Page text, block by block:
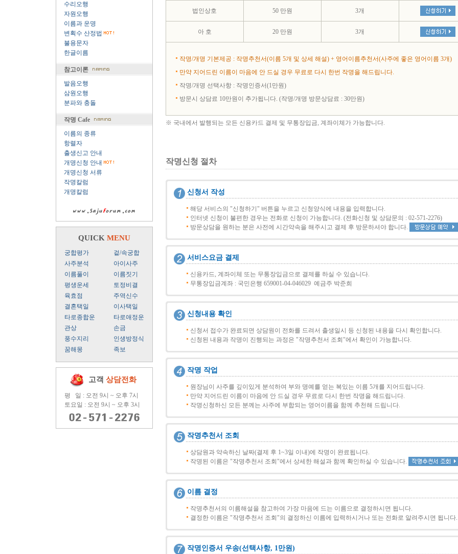
수리오행
자원오행
이름과 운명
변획수 산정법
불용문자
한글이름
참고이론
발음오행
삼원오행
분파와 충돌
작명 Cafe
이름의 종류
항렬자
출생신고 안내
개명신청 안내
개명신청 서류
작명칼럼
개명칼럼
QUICK MENU
궁합평가
겉/속궁합
사주분석
아이사주
이름풀이
이름짓기
평생운세
토정비결
육효점
주역신수
결혼택일
이사택일
타로종합운
타로애정운
관상
손금
풍수지리
인생방정식
꿈해몽
족보
고객 상담전화
평 일 : 오전 9시 ~ 오후 7시
토요일 : 오전 9시 ~ 오후 3시
법인상호 50 만원 3개
아 호 20 만원 3개
작명/개명 기본제공 : 작명추천서(이름 5개 및 상세 해설) + 영어이름추천서(사주에 좋은 영어이름 3개)
만약 지어드린 이름이 마음에 안 드실 경우 무료로 다시 한번 작명을 해드립니다.
작명/개명 선택사항 : 작명인증서(1만원)
방문시 상담료 10만원이 추가됩니다. (작명/개명 방문상담료 : 30만원)
※ 국내에서 발행되는 모든 신용카드 결제 및 무통장입금, 계좌이체가 가능합니다.
작명신청 절차
신청서 작성
해당 서비스의 "신청하기" 버튼을 누르고 신청양식에 내용을 입력합니다.
인터넷 신청이 불편한 경우는 전화로 신청이 가능합니다. (전화신청 및 상담문의 : 02-571-2276)
방문상담을 원하는 분은 사전에 시간약속을 해주시고 결제 후 방문하셔야 합니다.
서비스요금 결제
신용카드, 계좌이체 또는 무통장입금으로 결제를 하실 수 있습니다.
무통장입금계좌 : 국민은행 659001-04-046029 예금주 박준희
신청내용 확인
신청서 접수가 완료되면 상담원이 전화를 드려서 출생일시 등 신청된 내용을 다시 확인합니다.
신청된 내용과 작명이 진행되는 과정은 "작명추천서 조회"에서 확인이 가능합니다.
작명 작업
원장님이 사주를 깊이있게 분석하여 부와 명예를 얻는 복있는 이름 5개를 지어드립니다.
만약 지어드린 이름이 마음에 안 드실 경우 무료로 다시 한번 작명을 해드립니다.
작명신청하신 모든 분께는 사주에 부합되는 영어이름을 함께 추천해 드립니다.
작명추천서 조회
상담원과 약속하신 날짜(결제 후 1~3일 이내)에 작명이 완료됩니다.
작명된 이름은 "작명추천서 조회"에서 상세한 해설과 함께 확인하실 수 있습니다.
이름 결정
작명추천서의 이름해설을 참고하여 가장 마음에 드는 이름으로 결정하시면 됩니다.
결정한 이름은 "작명추천서 조회"의 결정하신 이름에 입력하시거나 또는 전화로 알려주시면 됩니다.
작명인증서 우송(선택사항, 1만원)